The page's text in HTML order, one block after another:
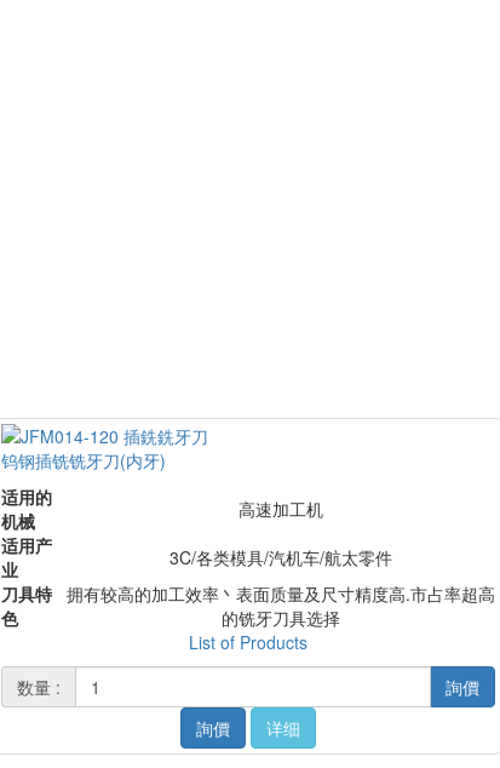
钨钢插铣铣牙刀(内牙)
适用的
机械
高速加工机
适用产
业
3C/各类模具/汽机车/航太零件
刀具特
色
拥有较高的加工效率丶表面质量及尺寸精度高.市占率超高
的铣牙刀具选择
List of Products
数量 :
詢價
詢價
详细